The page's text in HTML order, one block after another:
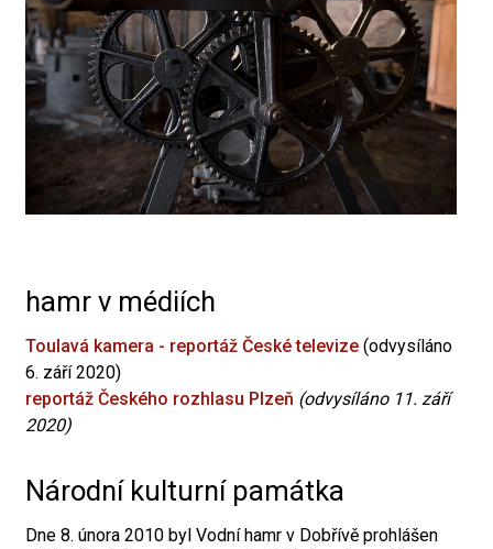
hamr v médiích
Toulavá kamera - reportáž České televize (odvysíláno
6. září 2020)
reportáž Českého rozhlasu Plzeň (odvysíláno 11. září
2020)
Národní kulturní památka
Dne 8. února 2010 byl Vodní hamr v Dobřívě prohlášen